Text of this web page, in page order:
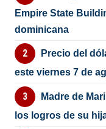
Empire State
dominicana
Precio del
este viernes 7 de
Madre de
los logros de su